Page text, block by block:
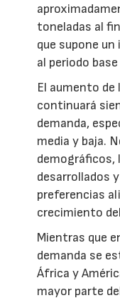
toneladas al
que supone
al periodo
El aumento de
continuará
demanda,
media y baja.
demográficos,
desarrollados
preferencias
crecimiento
Mientras que
demanda se
África y
mayor parte